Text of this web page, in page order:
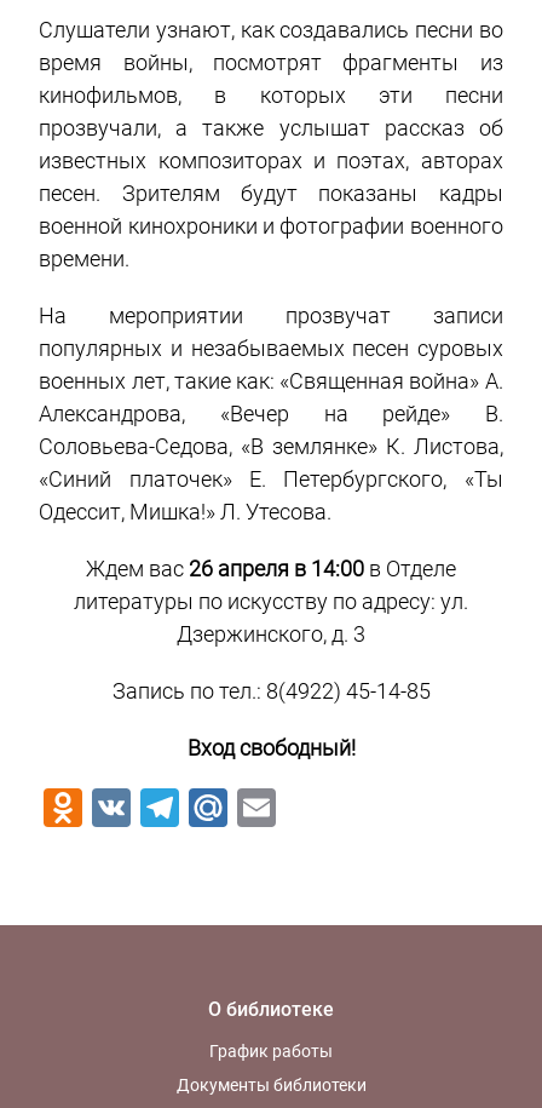
Слушатели узнают, как создавались песни во
время войны, посмотрят фрагменты из
кинофильмов, в которых эти песни
прозвучали, а также услышат рассказ об
известных композиторах и поэтах, авторах
песен. Зрителям будут показаны кадры
военной кинохроники и фотографии военного
времени.
На мероприятии прозвучат записи
популярных и незабываемых песен суровых
военных лет, такие как: «Священная война» А.
Александрова, «Вечер на рейде» В.
Соловьева-Седова, «В землянке» К. Листова,
«Синий платочек» Е. Петербургского, «Ты
Одессит, Мишка!» Л. Утесова.
Ждем вас 26 апреля в 14:00 в Отделе
литературы по искусству по адресу: ул.
Дзержинского, д. 3
Запись по тел.: 8(4922) 45-14-85
Вход свободный!
Odnoklassniki
VK Telegram
Mail.Ru
О библиотеке
График работы
Документы библиотеки